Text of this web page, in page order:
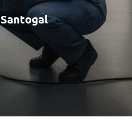
So Toque
Inclinação E Altura